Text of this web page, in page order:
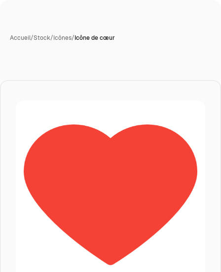
Accueil/Stock/Icônes/Icône de cœur